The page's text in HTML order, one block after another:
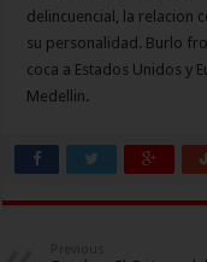
delincuencial, la relacion
su personalidad. Burlo
coca a Estados Unidos y
Medellin.